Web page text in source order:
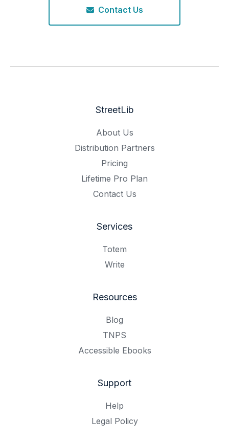
Contact Us
StreetLib
About Us
Distribution Partners
Pricing
Lifetime Pro Plan
Contact Us
Services
Totem
Write
Resources
Blog
TNPS
Accessible Ebooks
Support
Help
Legal Policy